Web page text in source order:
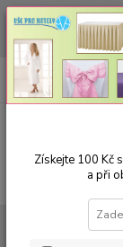
CHCETE
+420 773 794 023
Pondělí-pátek 9-16
Získejte 100 Kč
a při